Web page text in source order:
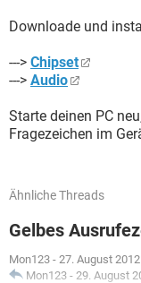
Downloade und
---> Chipset
---> Audio
Starte deinen PC
Fragezeichen im
Ähnliche Threads
Gelbes
Mon123 - 27. August
Mon123 - 29. August